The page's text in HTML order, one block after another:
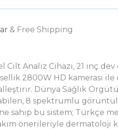
& Free Shipping
Cilt Analiz Cihazı, 21 inç
2800W HD kamerası
Dünya Sağlık
8 spektrumlu
sahip bu sistem; Türkçe
önerileriyle dermatoloji